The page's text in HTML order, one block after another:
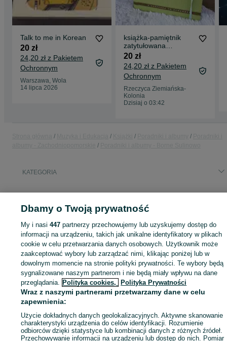
Talk to me in Korean
20 zł
24,20 zł z Pakietem
Ochronnym
Warszawa, Wola
14 lipca 2026
książka-pamiętnik
zatytułowana
„Memories for my
grandchild:
20 zł
24,20 zł z Pakietem
Ochronnym
Rzeczyca Ziemiańska-
Kolonia
Dzisiaj o 03:42
KATEGORIA
Zaloguj się lub załóż konto na OLX, aby skontaktować się z
sprzedającym
Zaloguj się / Załóż konto
Zadzwoń / SMS Wyślij wiadomość
Dbamy o Twoją prywatność
My i nasi447 partnerzy przechowujemy lub uzyskujemy dostęp do
informacji na urządzeniu, takich jak unikalne identyfikatory w plikach
cookie w celu przetwarzania danych osobowych. Użytkownik może
zaakceptować wybory lub zarządzać nimi, klikając poniżej lub w
dowolnym momencie na stronie polityki prywatności. Te wybory będą
sygnalizowane naszym partnerom i nie będą miały wpływu na dane
przeglądania. Polityka cookies, Polityka Prywatności
Wraz z naszymi partnerami przetwarzamy dane w celu
zapewnienia:
Użycie dokładnych danych geolokalizacyjnych. Aktywne skanowanie
charakterystyki urządzenia do celów identyfikacji. Rozumienie
odbiorców dzięki statystyce lub kombinacji danych z różnych źródeł.
Przechowywanie informacji na urządzeniu lub dostęp do nich. Pomiar